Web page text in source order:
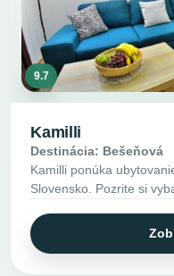
9.7
Kamilli
Destinácia: Bešeňová
Kamilli ponúka
Slovensko. Pozrite si